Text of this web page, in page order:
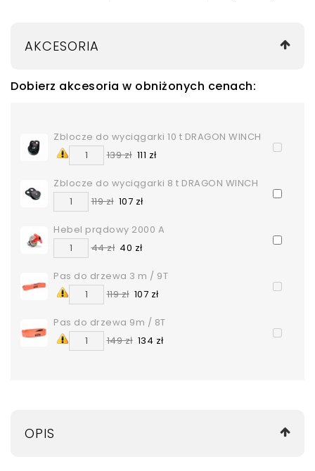
AKCESORIA
Dobierz akcesoria w obniżonych cenach:
Zblocze do wyciągarki 10 t DRAGON WINCH
139 zł 111 zł
Zblocze do wyciągarki 8 t DRAGON WINCH
119 zł 107 zł
Hebel prądowy 2000 A
44 zł 40 zł
Pas do drzewa 3 m / 9T
119 zł 107 zł
Pas do drzewa 9m / 8T
149 zł 134 zł
OPIS